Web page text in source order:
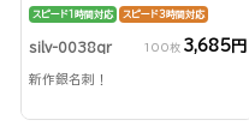
スピード1時間対応 スピード3時間対応
silv-0038qr 100枚 3,685円
新作銀名刺！